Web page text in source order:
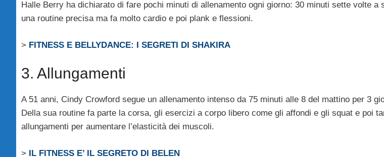
Halle Berry ha dichiarato di fare pochi minuti di allenamento ogni giorno: 30 minuti sette volte a
una routine precisa ma fa molto cardio e poi plank e flessioni.
> FITNESS E BELLYDANCE: I SEGRETI DI SHAKIRA
3. Allungamenti
A 51 anni, Cindy Crowford segue un allenamento intenso da 75 minuti alle 8 del mattino per 3
Della sua routine fa parte la corsa, gli esercizi a corpo libero come gli affondi e gli squat e poi
allungamenti per aumentare l’elasticità dei muscoli.
> IL FITNESS E’ IL SEGRETO DI BELEN